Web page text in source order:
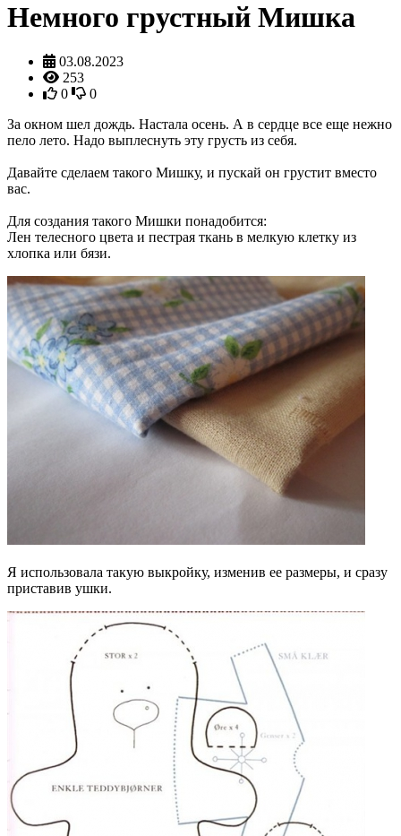
Немного грустный Мишка
03.08.2023
253
0
0
За окном шел дождь. Настала осень. А в сердце все еще нежно
пело лето. Надо выплеснуть эту грусть из себя.
Давайте сделаем такого Мишку, и пускай он грустит вместо
вас.
Для создания такого Мишки понадобится:
Лен телесного цвета и пестрая ткань в мелкую клетку из
хлопка или бязи.
Я использовала такую выкройку, изменив ее размеры, и сразу
приставив ушки.